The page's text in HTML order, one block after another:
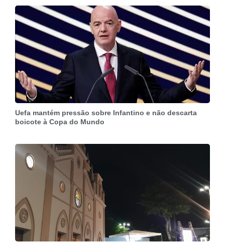
Uefa mantém pressão sobre Infantino e não descarta
boicote à Copa do Mundo